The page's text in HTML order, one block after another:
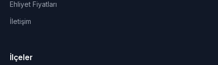
Ehliyet Fiyatları
İletişim
İlçeler